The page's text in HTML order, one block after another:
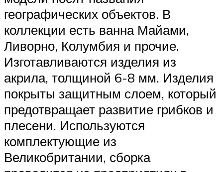
географических объектов. В
коллекции есть ванна Майами,
Ливорно, Колумбия и прочие.
Изготавливаются изделия из
акрила, толщиной 6-8 мм. Изделия
покрыты защитным слоем, который
предотвращает развитие грибков и
плесени. Используются
комплектующие из
Великобритании, сборка